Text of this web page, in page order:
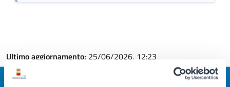
Ultimo aggiornamento: 25/06/2026, 12:23